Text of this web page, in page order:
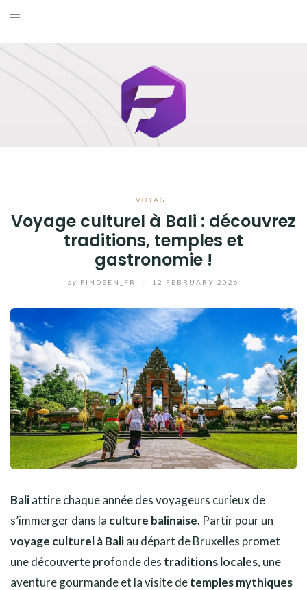
Skip
content
VOYAGE
Voyage culturel à Bali : découvrez
traditions, temples et
gastronomie !
by FINDEEN_FR 12 FEBRUARY 2026
Baliattire chaque année des voyageurs curieux de
s’immerger dans la culture balinaise. Partir pour un
voyage culturel à Baliau départ de Bruxelles promet
une découverte profonde des traditions locales, une
aventure gourmande et la visite detemples mythiques